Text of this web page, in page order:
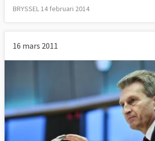
BRYSSEL 14 februari 2014
16 mars 2011